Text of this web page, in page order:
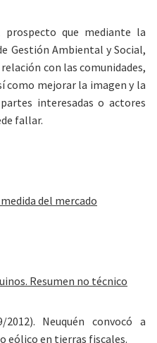
prospecto que mediante la
Gestión Ambiental y Social,
con las comunidades,
como mejorar la imagen y la
interesadas o actores
fallar.
del mercado
Resumen no técnico
2012). Neuquénconvocó a
eólico en tierras fiscales.